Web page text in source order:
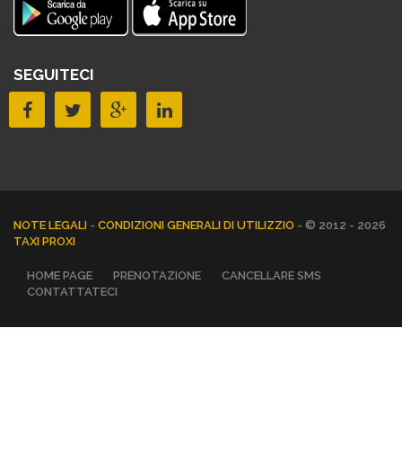
SEGUITECI
NOTE LEGALI - CONDIZIONI GENERALI DI UTILIZZIO - © 2012 - 2026
TAXI PROXI
HOME PAGE PRENOTAZIONE
CANCELLARE SMS
CONTATTATECI